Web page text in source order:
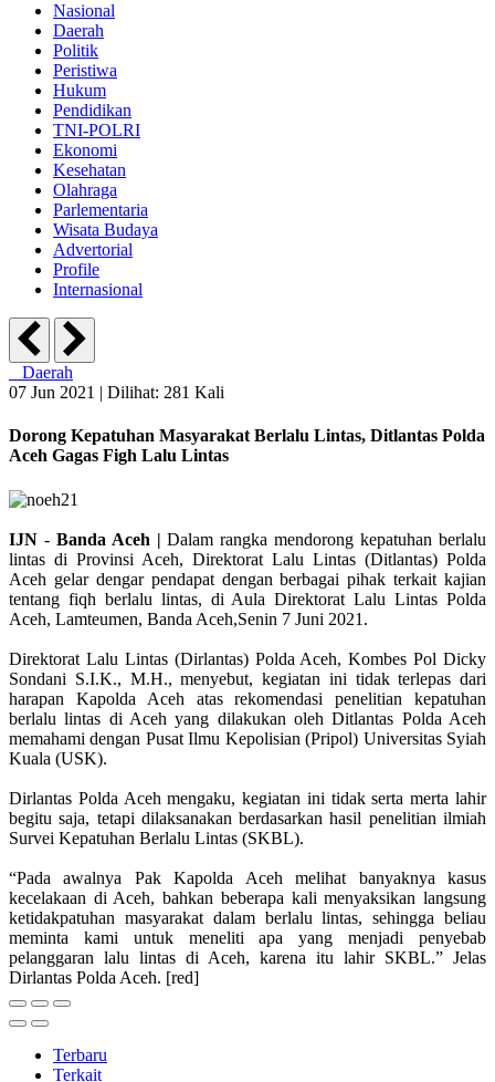
Nasional
Daerah
Politik
Peristiwa
Hukum
Pendidikan
TNI-POLRI
Ekonomi
Kesehatan
Olahraga
Parlementaria
Wisata Budaya
Advertorial
Profile
Internasional
Daerah
07 Jun 2021 | Dilihat: 281 Kali
Dorong Kepatuhan Masyarakat Berlalu Lintas, Ditlantas Polda
Aceh Gagas Figh Lalu Lintas
IJN - Banda Aceh |Dalam rangka mendorong kepatuhan berlalu
lintas di Provinsi Aceh, Direktorat Lalu Lintas (Ditlantas) Polda
Aceh gelar dengar pendapat dengan berbagai pihak terkait kajian
tentang fiqh berlalu lintas, di Aula Direktorat Lalu Lintas Polda
Aceh, Lamteumen, Banda Aceh,Senin 7 Juni 2021.
Direktorat Lalu Lintas (Dirlantas) Polda Aceh, Kombes Pol Dicky
Sondani S.I.K., M.H., menyebut, kegiatan ini tidak terlepas dari
harapan Kapolda Aceh atas rekomendasi penelitian kepatuhan
berlalu lintas di Aceh yang dilakukan oleh Ditlantas Polda Aceh
memahami dengan Pusat Ilmu Kepolisian (Pripol) Universitas Syiah
Kuala (USK).
Dirlantas Polda Aceh mengaku, kegiatan ini tidak serta merta lahir
begitu saja, tetapi dilaksanakan berdasarkan hasil penelitian ilmiah
Survei Kepatuhan Berlalu Lintas (SKBL).
“Pada awalnya Pak Kapolda Aceh melihat banyaknya kasus
kecelakaan di Aceh, bahkan beberapa kali menyaksikan langsung
ketidakpatuhan masyarakat dalam berlalu lintas, sehingga beliau
meminta kami untuk meneliti apa yang menjadi penyebab
pelanggaran lalu lintas di Aceh, karena itu lahir SKBL.” Jelas
Dirlantas Polda Aceh. [red]
Terbaru
Terkait